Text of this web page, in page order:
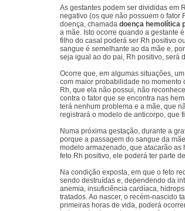
As gestantes podem ser divididas em
negativo (os que não possuem o fator
doença, chamada doença hemolítica
a mãe. Isto ocorre quando a gestante
filho do casal poderá ser Rh positivo
sangue é semelhante ao da mãe e,
seja igual ao do pai, Rh positivo, será
Ocorre que, em algumas situações,
com maior probabilidade no momento
Rh, que ela não possui, não
contra o fator que se encontra nas
terá nenhum problema e a mãe, que
registrará o modelo de anticorpo, que
Numa próxima gestação, durante a
porque a passagem do sangue da
modelo armazenado, que atacarão as
feto Rh positivo, ele poderá ter parte
Na condição exposta, em que o feto
sendo destruídas e, dependendo da
anemia, insuficiência cardíaca,
tratados. Ao nascer, o recém-nascido
primeiras horas de vida, poderá